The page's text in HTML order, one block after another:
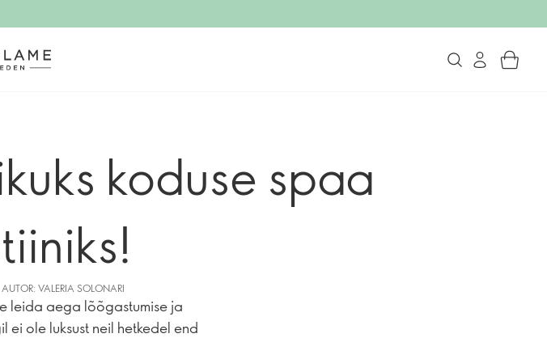
koduse spaa
VALERIA SOLONARI
leida aega lõõgastumise ja
ei ole luksust neil hetkedel end